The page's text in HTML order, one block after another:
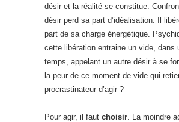
désir et la réalité se constitue.
désir perd sa part d’idéalisation. Il
part de sa charge énergétique.
cette libération entraine un vide, dans
temps, appelant un autre désir à se
la peur de ce moment de vide qui
procrastinateur d’agir ?
Pour agir, il faut choisir. La moindre